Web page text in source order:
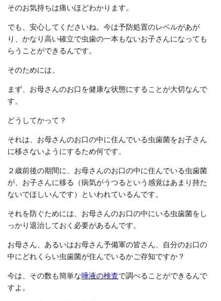
そのお気持ちは痛いほどわかります。
でも、安心してくださいね。今は予防処置のレベルがあが
り、かなり高い確立で虫歯の一本もないお子さんになっても
らうことができるんです。
そのためには、
まず、お母さんのお口を健康な状態にすることが大切なんで
す。
どうしてかって？
それは、お母さんのお口の中に住んでいる虫歯菌をお子さん
に移さないようにするため何です。
２歳前後の期間に、お母さんのお口の中に住んでいる虫歯菌
が、お子さんに移る（病気がうつるという感覚はあまり持た
ないでほしいんです）といわれているんです。
それを防ぐためには、お母さんのお口の中にいる虫歯菌をし
っかり退治しておく必要があるんです。
お母さん、あるいはお母さん予備軍の皆さん、自分のお口の
中にどれくらい虫歯菌が住んでいるかご存知ですか？
今は、その数も簡単な唾液の検査で調べることができるんで
すよ。